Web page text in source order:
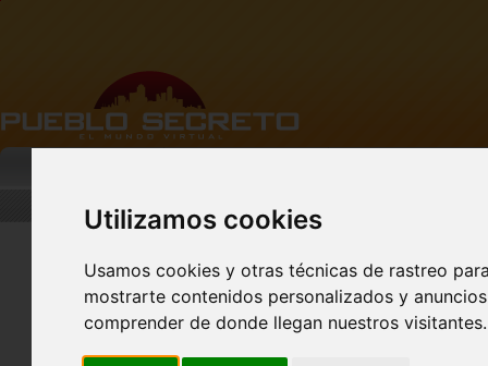
Utilizamos cookies
Usamos cookies y otras técnicas de rastreo
mostrarte contenidos personalizados y
comprender de donde llegan nuestros visitantes.
FACEBOOK Pueblo
Secreto - CLIC AQUÍ